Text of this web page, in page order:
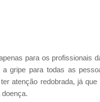
para os profissionais
gripe para todas as
atenção redobrada, já